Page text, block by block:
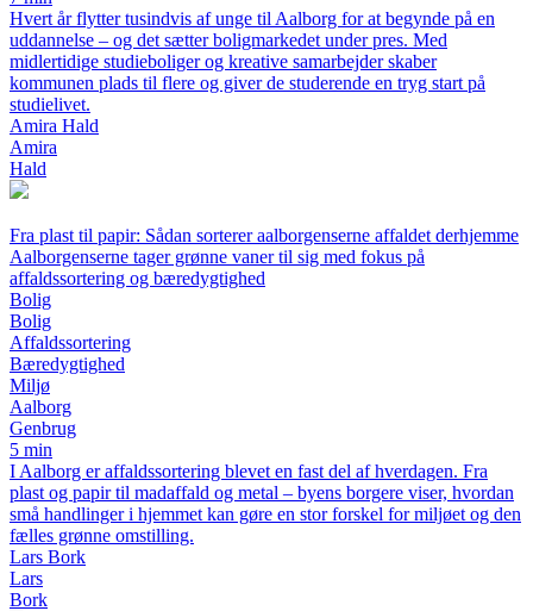
Hvert år flytter tusindvis af unge til Aalborg for at begynde på en
uddannelse – og det sætter boligmarkedet under pres. Med
midlertidige studieboliger og kreative samarbejder skaber
kommunen plads til flere og giver de studerende en tryg start på
studielivet.
Amira Hald
Amira
Hald
Fra plast til papir: Sådan sorterer aalborgenserne affaldet derhjemme
Aalborgenserne tager grønne vaner til sig med fokus på
affaldssortering og bæredygtighed
Bolig
Bolig
Affaldssortering
Bæredygtighed
Miljø
Aalborg
Genbrug
5 min
I Aalborg er affaldssortering blevet en fast del af hverdagen. Fra
plast og papir til madaffald og metal – byens borgere viser, hvordan
små handlinger i hjemmet kan gøre en stor forskel for miljøet og den
fælles grønne omstilling.
Lars Bork
Lars
Bork